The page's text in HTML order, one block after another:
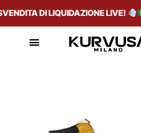
DI LIQUIDAZIONE LIVE!